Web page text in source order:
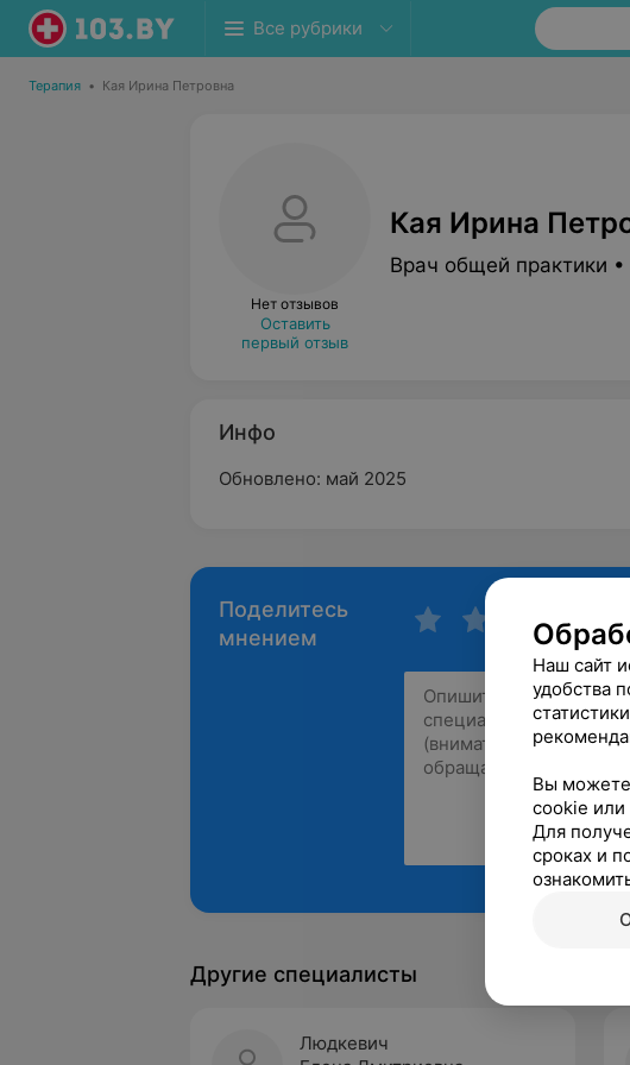
Все рубрики
Терапия • Кая Ирина Петровна
Нет отзывов
Оставить
первый отзыв
Кая Ирина
Врач общей практики
Инфо
Обновлено: май 2025
Поделитесь
мнением
Другие специалисты
Людкевич
Наш сайт
удобства
Вы можете
cookie или
Для
сроках и